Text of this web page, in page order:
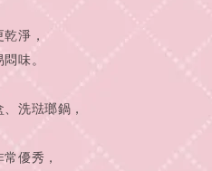
乾淨，
味。
洗琺瑯鍋，
優秀，